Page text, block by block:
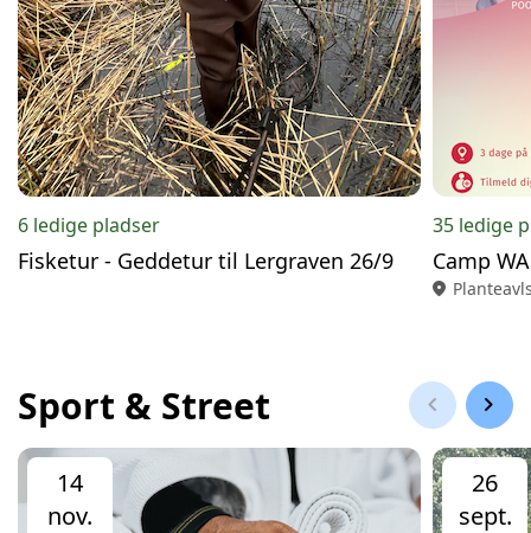
6 ledige pladser
Fisketur - Geddetur til Lergraven 26/9
35 ledige
Camp
location_on
Sport & Street chevron_left chevron_right
14
nov.
26
sept.